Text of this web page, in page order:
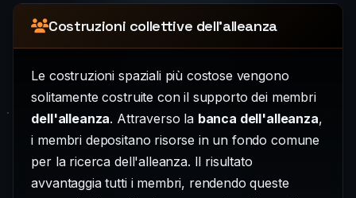
Costruzioni collettive dell'alleanza
Le costruzioni spaziali più costose vengono
solitamente costruite con il supporto dei membri
dell'alleanza. Attraverso la banca dell'alleanza,
i membri depositano risorse in un fondo comune
per la ricerca dell'alleanza. Il risultato
avvantaggia tutti i membri, rendendo queste